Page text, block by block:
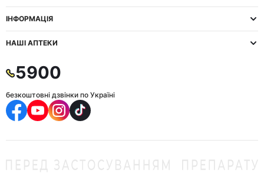
ІНФОРМАЦІЯ
НАШІ АПТЕКИ
5900
безкоштовні дзвінки по Україні